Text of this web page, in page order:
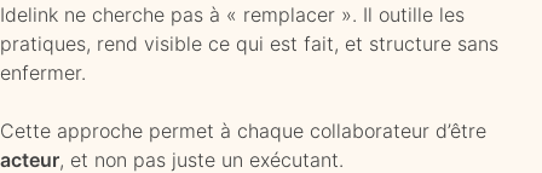
Idelink ne cherche pas à « remplacer ». Il outille les
pratiques, rend visible ce qui est fait, et structure sans
enfermer.
Cette approche permet à chaque collaborateur d’être
acteur, et non pas juste un exécutant.